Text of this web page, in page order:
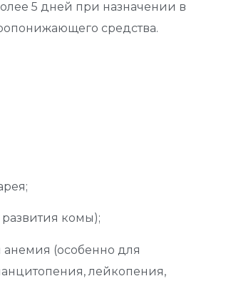
5 дней при назначении в
средства.
комы);
анемия (особенно для
лейкопения,